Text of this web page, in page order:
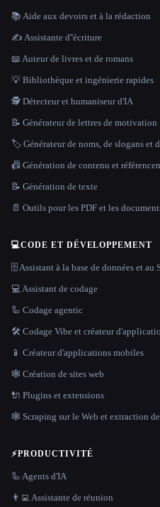
📚 Aide aux devoirs et à la rédaction
✍️ Assistante d''écriture
📖 Auteur de livres et de romans
💡 Bibliothèque et ingénierie rapides
🕵️ Détecteur et humaniseur d'IA
📝 Générateur de lettres de motivation
🏷️ Générateur de noms, de slogans et
📠 Génération de contenu et
📝 Génération de texte
📄 Outils pour les PDF et les
💻CODE ET DÉVELOPPEMENT
🗄️ Assistant à la base de données et au
💻 Assistant de codage
🦾 Codage agentic
🛠️ Codage Vibe et créateur
📱 Créateur d'applications mobiles
🕸 Création de sites web
🔌 Plugins et extensions
🕸️ Scraping sur le Web et extraction
⚡PRODUCTIVITÉ
🦾 Agents d'IA
👨‍💻 Assistante de réunion